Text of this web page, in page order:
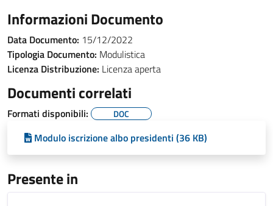
Informazioni Documento
Data Documento: 15/12/2022
Tipologia Documento: Modulistica
Licenza Distribuzione: Licenza aperta
Documenti correlati
Formati disponibili: DOC
Modulo iscrizione albo presidenti (36 KB)
Presente in